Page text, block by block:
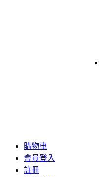
購物車
會員登入
註冊